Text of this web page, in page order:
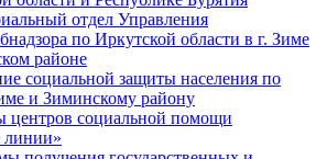
отдел Управления
по Иркутской области в г. Зиме
районе
социальной защиты населения по
и Зиминскому району
центров социальной помощи
линии»